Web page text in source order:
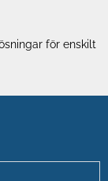
för enskilt